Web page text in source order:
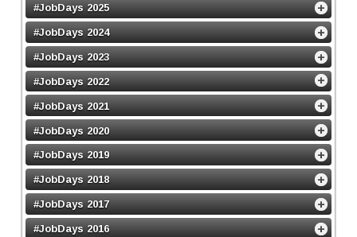
#JobDays 2025
#JobDays 2024
#JobDays 2023
#JobDays 2022
#JobDays 2021
#JobDays 2020
#JobDays 2019
#JobDays 2018
#JobDays 2017
#JobDays 2016